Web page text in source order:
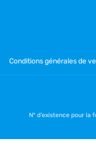
Conditions générales de
N° d’existence pour la